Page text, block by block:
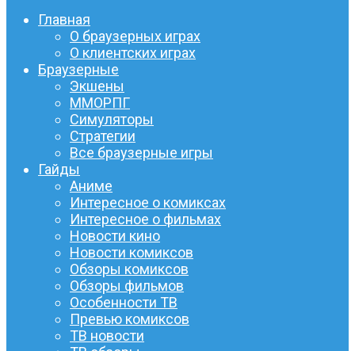
Главная
О браузерных играх
О клиентских играх
Браузерные
Экшены
ММОРПГ
Симуляторы
Стратегии
Все браузерные игры
Гайды
Аниме
Интересное о комиксах
Интересное о фильмах
Новости кино
Новости комиксов
Обзоры комиксов
Обзоры фильмов
Особенности ТВ
Превью комиксов
ТВ новости